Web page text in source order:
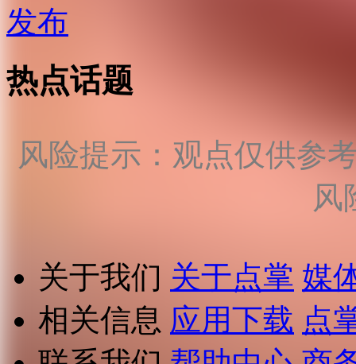
发布
热点话题
风险提示：观点仅供参
风
关于我们 关于点掌 媒
相关信息 应用下载 点